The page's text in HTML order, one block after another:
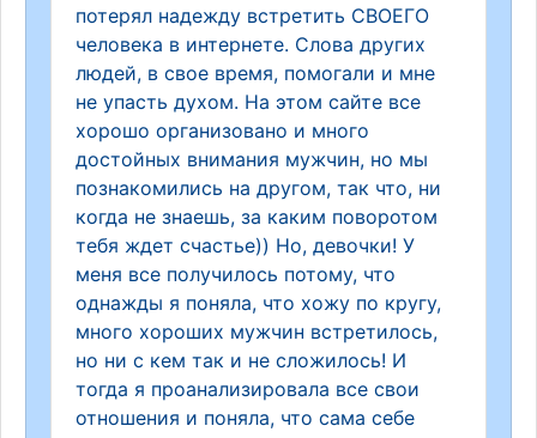
потерял надежду встретить СВОЕГО
человека в интернете. Слова других
людей, в свое время, помогали и мне
не упасть духом. На этом сайте все
хорошо организовано и много
достойных внимания мужчин, но мы
познакомились на другом, так что, ни
когда не знаешь, за каким поворотом
тебя ждет счастье)) Но, девочки! У
меня все получилось потому, что
однажды я поняла, что хожу по кругу,
много хороших мужчин встретилось,
но ни с кем так и не сложилось! И
тогда я проанализировала все свои
отношения и поняла, что сама себе